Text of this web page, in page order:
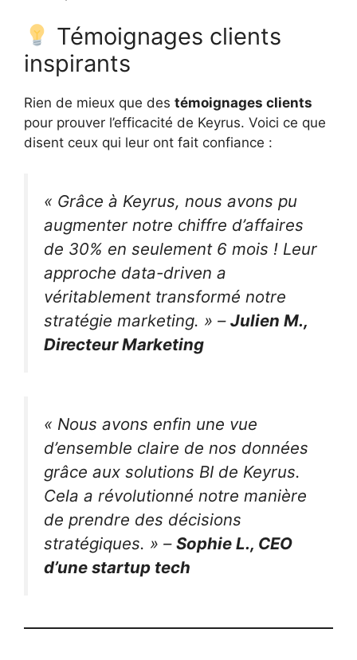
Témoignages clients
inspirants
Rien de mieux que des témoignages clients
pour prouver l’efficacité de Keyrus. Voici ce que
disent ceux qui leur ont fait confiance :
« Grâce à Keyrus, nous avons pu
augmenter notre chiffre d’affaires
de 30% en seulement 6 mois ! Leur
approche data-driven a
véritablement transformé notre
stratégie marketing. » – Julien M.,
Directeur Marketing
« Nous avons enfin une vue
d’ensemble claire de nos données
grâce aux solutions BI de Keyrus.
Cela a révolutionné notre manière
de prendre des décisions
stratégiques. » – Sophie L., CEO
d’une startup tech